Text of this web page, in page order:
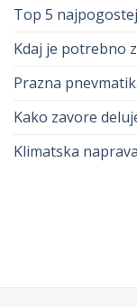
Top 5
Kdaj je potrebno
Prazna
Kako zavore
Klimatska